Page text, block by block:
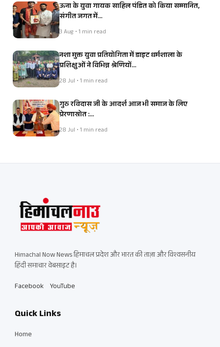
ऊना के युवा गायक साहिल पंडित को किया सम्मानित,
संगीत जगत में…
3 Aug • 1 min read
नशा मुक्त युवा प्रतियोगिता में डाइट धर्मशाला के
प्रशिक्षुओं ने विभिन्न श्रेणियों…
28 Jul • 1 min read
गुरु रविदास जी के आदर्श आज भी समाज के लिए
प्रेरणास्रोत :…
28 Jul • 1 min read
Himachal Now News हिमाचल प्रदेश और भारत की ताज़ा और विश्वसनीय
हिंदी समाचार वेबसाइट है।
Facebook YouTube
Quick Links
Home